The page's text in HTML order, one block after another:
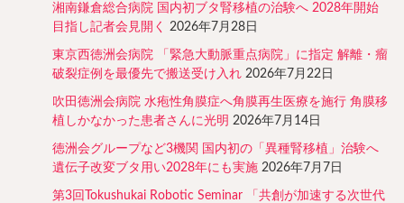
湘南鎌倉総合病院 国内初ブタ腎移植の治験へ 2028年開始
目指し記者会見開く
2026年7月28日
東京西徳洲会病院 「緊急大動脈重点病院」に指定 解離・瘤
破裂症例を最優先で搬送受け入れ 2026年7月22日
吹田徳洲会病院 水疱性角膜症へ角膜再生医療を施行 角膜移
植しかなかった患者さんに光明 2026年7月14日
徳洲会グループなど3機関 国内初の「異種腎移植」治験へ
遺伝子改変ブタ用い2028年にも実施 2026年7月7日
第3回Tokushukai Robotic Seminar 「共創が加速する次世代